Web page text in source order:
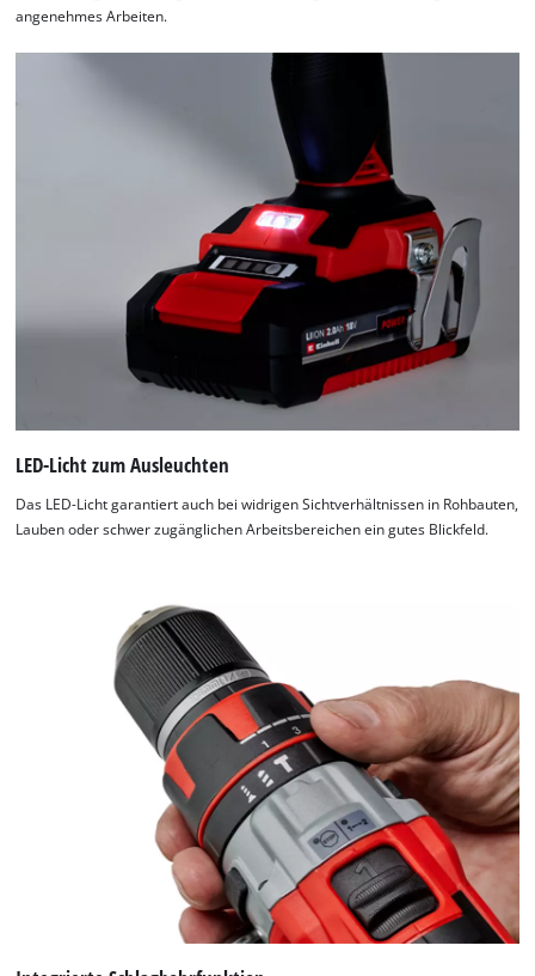
angenehmes Arbeiten.
LED-Licht zum Ausleuchten
Das LED-Licht garantiert auch bei widrigen Sichtverhältnissen in Rohbauten,
Lauben oder schwer zugänglichen Arbeitsbereichen ein gutes Blickfeld.